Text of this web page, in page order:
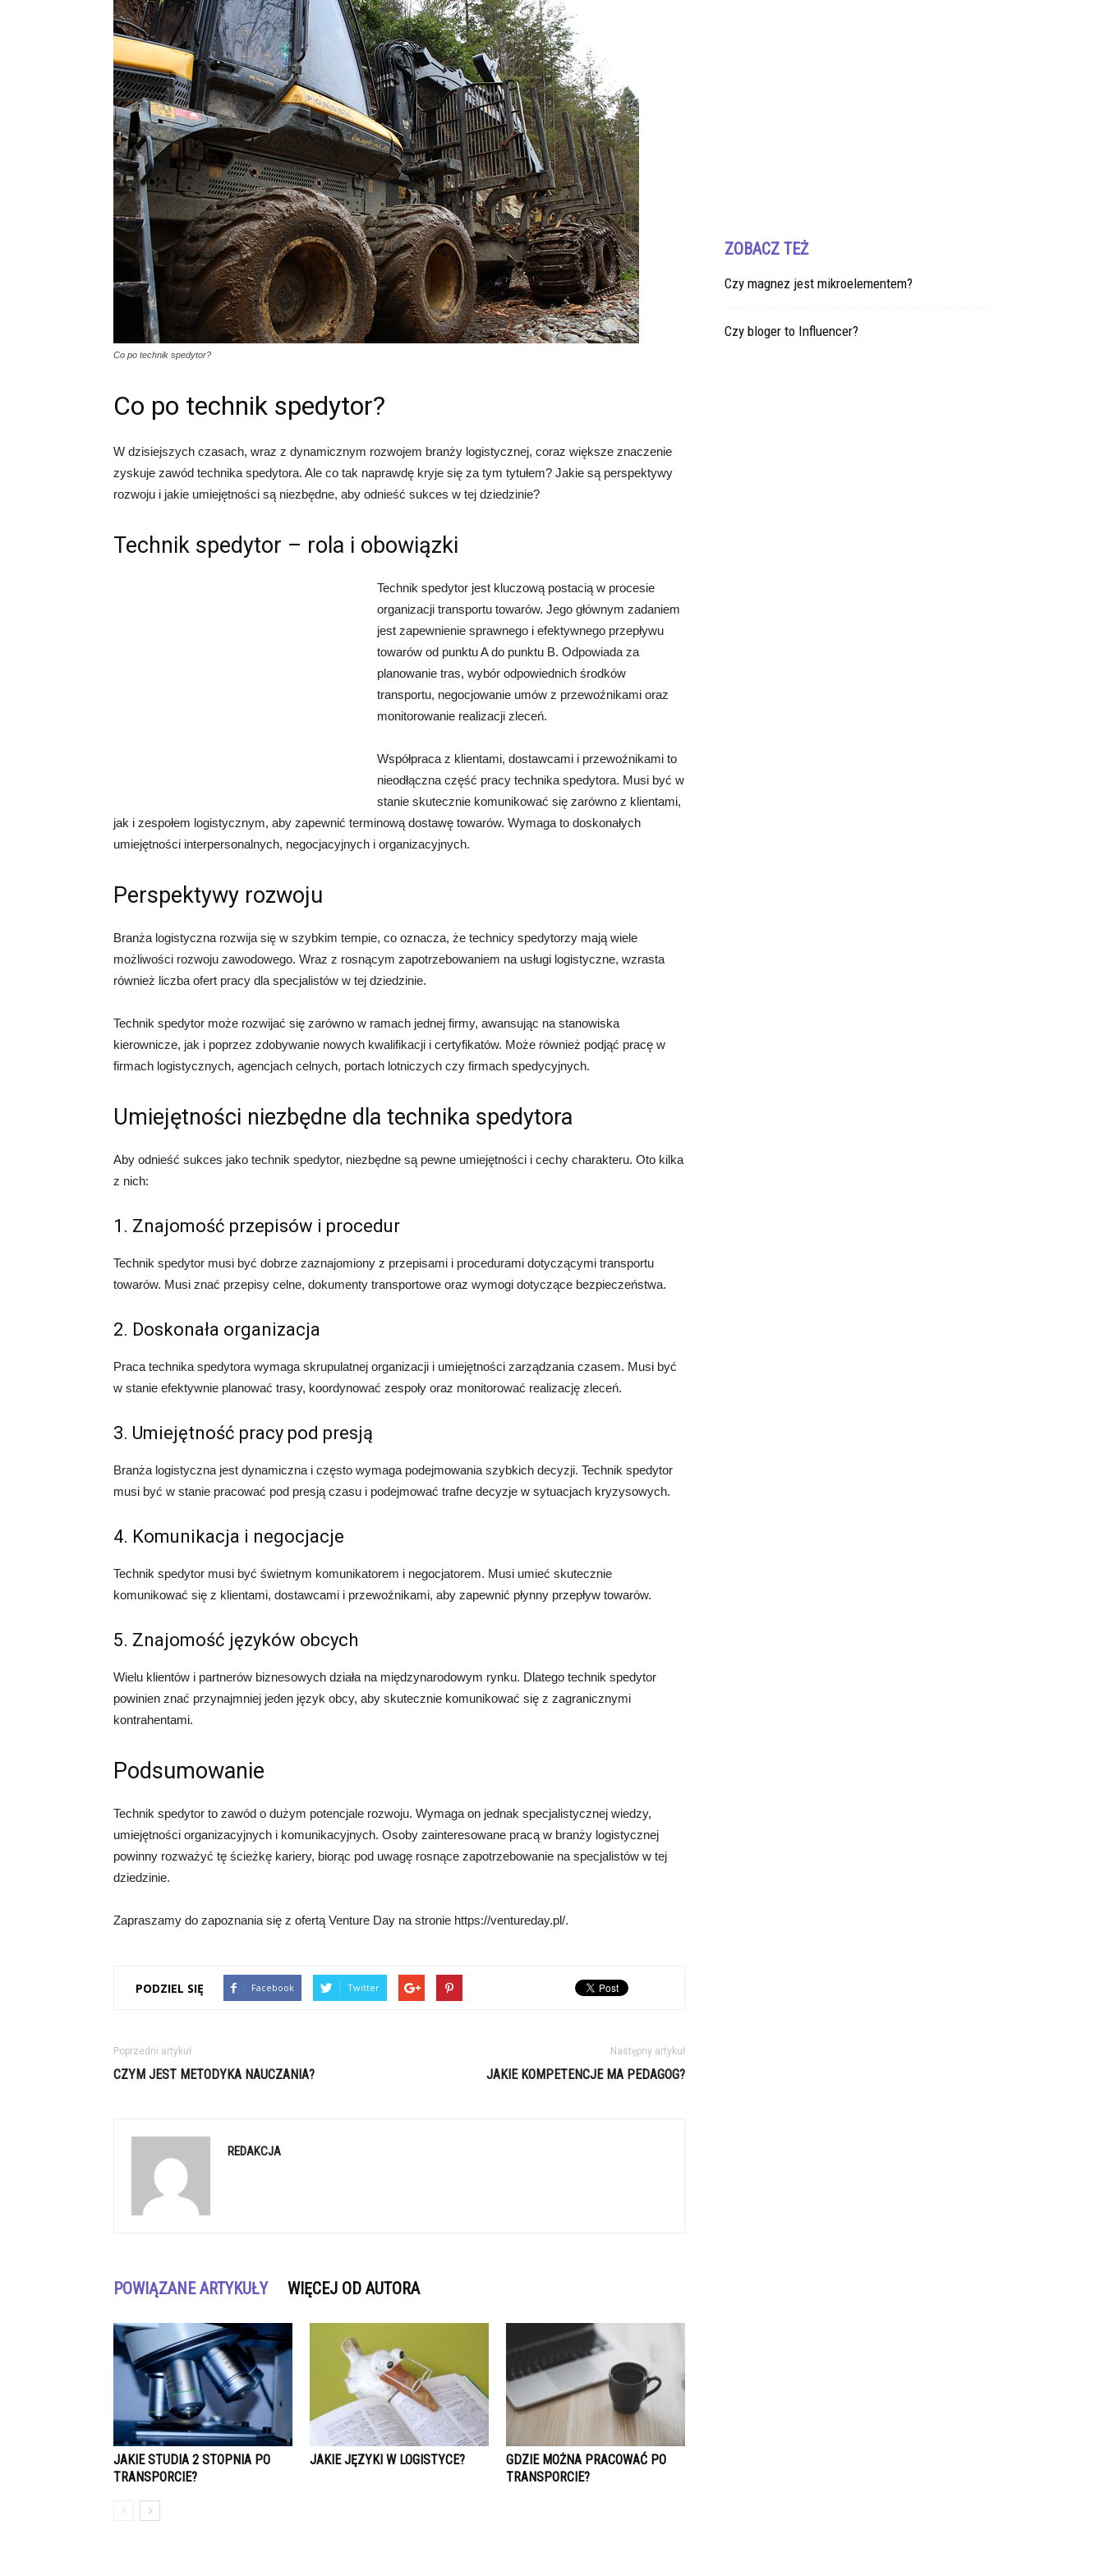
Co po technik spedytor?
Co po technik spedytor?
W dzisiejszych czasach, wraz z dynamicznym rozwojem branży logistycznej, coraz większe znaczenie
zyskuje zawód technika spedytora. Ale co tak naprawdę kryje się za tym tytułem? Jakie są perspektywy
rozwoju i jakie umiejętności są niezbędne, aby odnieść sukces w tej dziedzinie?
Technik spedytor – rola i obowiązki
Technik spedytor jest kluczową postacią w procesie
organizacji transportu towarów. Jego głównym zadaniem
jest zapewnienie sprawnego i efektywnego przepływu
towarów od punktu A do punktu B. Odpowiada za
planowanie tras, wybór odpowiednich środków
transportu, negocjowanie umów z przewoźnikami oraz
monitorowanie realizacji zleceń.
Współpraca z klientami, dostawcami i przewoźnikami to
nieodłączna część pracy technika spedytora. Musi być w
stanie skutecznie komunikować się zarówno z klientami,
jak i zespołem logistycznym, aby zapewnić terminową dostawę towarów. Wymaga to doskonałych
umiejętności interpersonalnych, negocjacyjnych i organizacyjnych.
Perspektywy rozwoju
Branża logistyczna rozwija się w szybkim tempie, co oznacza, że technicy spedytorzy mają wiele
możliwości rozwoju zawodowego. Wraz z rosnącym zapotrzebowaniem na usługi logistyczne, wzrasta
również liczba ofert pracy dla specjalistów w tej dziedzinie.
Technik spedytor może rozwijać się zarówno w ramach jednej firmy, awansując na stanowiska
kierownicze, jak i poprzez zdobywanie nowych kwalifikacji i certyfikatów. Może również podjąć pracę w
firmach logistycznych, agencjach celnych, portach lotniczych czy firmach spedycyjnych.
Umiejętności niezbędne dla technika spedytora
Aby odnieść sukces jako technik spedytor, niezbędne są pewne umiejętności i cechy charakteru. Oto kilka
z nich:
1. Znajomość przepisów i procedur
Technik spedytor musi być dobrze zaznajomiony z przepisami i procedurami dotyczącymi transportu
towarów. Musi znać przepisy celne, dokumenty transportowe oraz wymogi dotyczące bezpieczeństwa.
2. Doskonała organizacja
Praca technika spedytora wymaga skrupulatnej organizacji i umiejętności zarządzania czasem. Musi być
w stanie efektywnie planować trasy, koordynować zespoły oraz monitorować realizację zleceń.
3. Umiejętność pracy pod presją
Branża logistyczna jest dynamiczna i często wymaga podejmowania szybkich decyzji. Technik spedytor
musi być w stanie pracować pod presją czasu i podejmować trafne decyzje w sytuacjach kryzysowych.
4. Komunikacja i negocjacje
Technik spedytor musi być świetnym komunikatorem i negocjatorem. Musi umieć skutecznie
komunikować się z klientami, dostawcami i przewoźnikami, aby zapewnić płynny przepływ towarów.
5. Znajomość języków obcych
Wielu klientów i partnerów biznesowych działa na międzynarodowym rynku. Dlatego technik spedytor
powinien znać przynajmniej jeden język obcy, aby skutecznie komunikować się z zagranicznymi
kontrahentami.
Podsumowanie
Technik spedytor to zawód o dużym potencjale rozwoju. Wymaga on jednak specjalistycznej wiedzy,
umiejętności organizacyjnych i komunikacyjnych. Osoby zainteresowane pracą w branży logistycznej
powinny rozważyć tę ścieżkę kariery, biorąc pod uwagę rosnące zapotrzebowanie na specjalistów w tej
dziedzinie.
Zapraszamy do zapoznania się z ofertą Venture Day na stronie https://ventureday.pl/.
PODZIEL SIĘ Facebook Twitter
Poprzedni artykuł
CZYM JEST METODYKA NAUCZANIA?
Następny artykuł
JAKIE KOMPETENCJE MA PEDAGOG?
REDAKCJA
POWIĄZANE ARTYKUŁY WIĘCEJ OD AUTORA
JAKIE STUDIA 2 STOPNIA PO
TRANSPORCIE?
JAKIE JĘZYKI W LOGISTYCE?
GDZIE MOŻNA PRACOWAĆ PO
TRANSPORCIE?
ZOBACZ TEŻ
Czy magnez jest mikroelementem?
Czy bloger to Influencer?